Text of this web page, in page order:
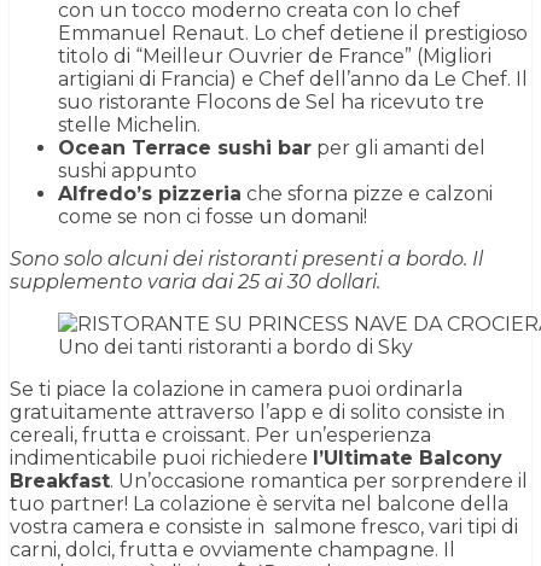
con un tocco moderno creata con lo chef
Emmanuel Renaut. Lo chef detiene il prestigioso
titolo di “Meilleur Ouvrier de France” (Migliori
artigiani di Francia) e Chef dell’anno da Le Chef. Il
suo ristorante Flocons de Sel ha ricevuto tre
stelle Michelin.
Ocean Terrace sushi bar per gli amanti del
sushi appunto
Alfredo’s pizzeria che sforna pizze e calzoni
come se non ci fosse un domani!
Sono solo alcuni dei ristoranti presenti a bordo. Il
supplemento varia dai 25 ai 30 dollari.
Uno dei tanti ristoranti a bordo di Sky
Se ti piace la colazione in camera puoi ordinarla
gratuitamente attraverso l’app e di solito consiste in
cereali, frutta e croissant. Per un’esperienza
indimenticabile puoi richiedere l’Ultimate Balcony
Breakfast. Un’occasione romantica per sorprendere il
tuo partner! La colazione è servita nel balcone della
vostra camera e consiste in salmone fresco, vari tipi di
carni, dolci, frutta e ovviamente champagne. Il